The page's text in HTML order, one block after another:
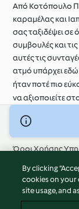
Από Κοτόπουλο
καραμέλας και
σας ταξιδέψει σε
συμβουλές και
αυτές τις
ατμό υπάρχει
ήταν ποτέ πιο
να αξιοποιείτε
© Πνευματικά
Όροι Χρήσης
Πολιτική
Δήλωση
Διαχειριστής
By clicking
cookies on your
site usage, and